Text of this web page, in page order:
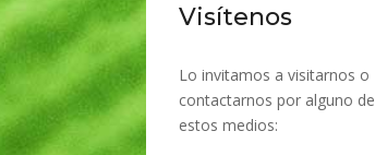
Visítenos
Lo invitamos a visitarnos o
contactarnos por alguno de
estos medios: